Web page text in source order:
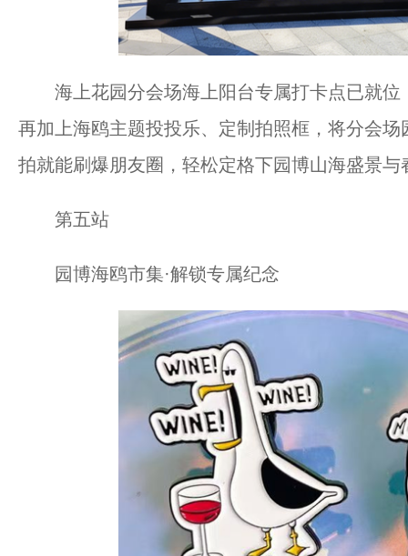
海上花园分会场海上阳台专属打卡点已就位
再加上海鸥主题投投乐、定制拍照框，将分会
拍就能刷爆朋友圈，轻松定格下园博山海盛景与
第五站
园博海鸥市集·解锁专属纪念